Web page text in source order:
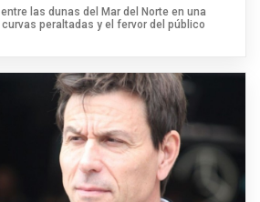
las dunas del Mar del Norte en una
peraltadas y el fervor del público